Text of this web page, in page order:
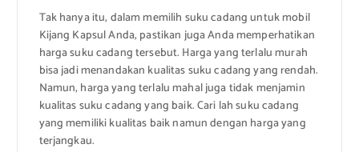
Tak hanya itu, dalam memilih suku cadang untuk mobil
Kijang Kapsul Anda, pastikan juga Anda memperhatikan
harga suku cadang tersebut. Harga yang terlalu murah
bisa jadi menandakan kualitas suku cadang yang rendah.
Namun, harga yang terlalu mahal juga tidak menjamin
kualitas suku cadang yang baik. Cari lah suku cadang
yang memiliki kualitas baik namun dengan harga yang
terjangkau.